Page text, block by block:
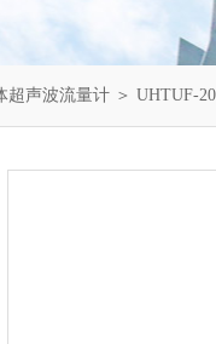
超声波流量计 ＞ UHTUF-